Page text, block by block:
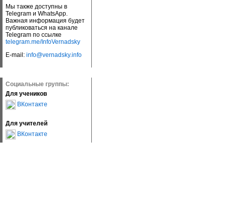
Мы также доступны в
Telegram и WhatsApp.
Важная информация будет
публиковаться на канале
Telegram по ссылке
telegram.me/InfoVernadsky
E-mail: info@vernadsky.info
Социальные группы:
Для учеников
ВКонтакте
Для учителей
ВКонтакте